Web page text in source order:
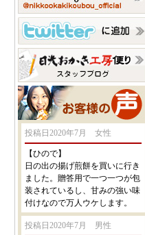
投稿日2020年7月 女性
【ひので】
日の出の揚げ煎餅を買いに行き
ました。贈答用で一つ一つが包
装されているし、甘みの強い味
付けなので万人ウケします。
投稿日2020年7月 男性